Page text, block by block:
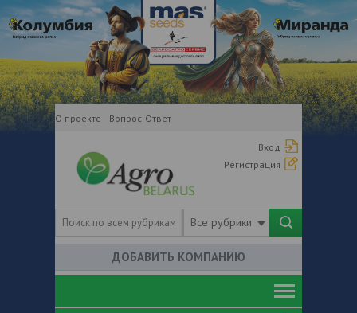
О проекте Вопрос-Ответ
Вход
Регистрация
Все рубрики
ДОБАВИТЬ КОМПАНИЮ